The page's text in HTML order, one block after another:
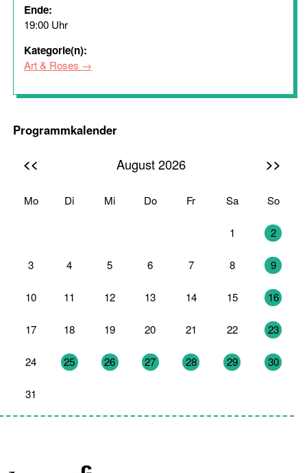
Ende:
19:00 Uhr
Kategorie(n):
Art & Roses
Programmkalender
<< August 2026 >>
Mo Di Mi Do Fr Sa So
1 2
3 4 5 6 7 8 9
10 11 12 13 14 15 16
17 18 19 20 21 22 23
24 25 26 27 28 29 30
31